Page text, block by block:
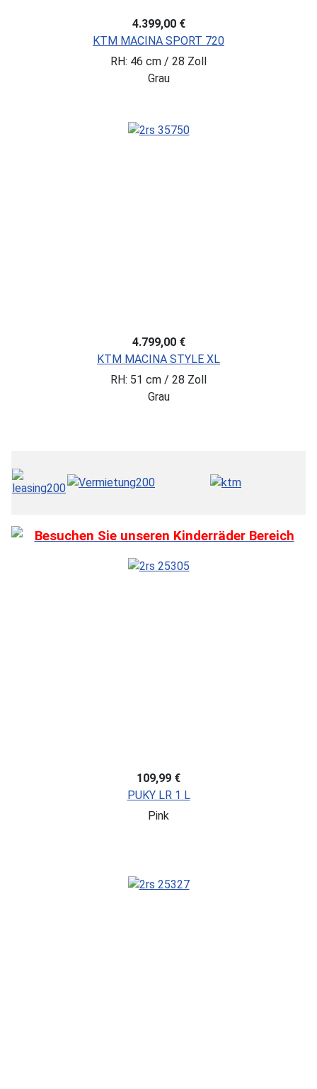
4.399,00 €
KTM MACINA SPORT 720
RH: 46 cm / 28 Zoll
Grau
4.799,00 €
KTM MACINA STYLE XL
RH: 51 cm / 28 Zoll
Grau
109,99 €
PUKY LR 1 L
Pink